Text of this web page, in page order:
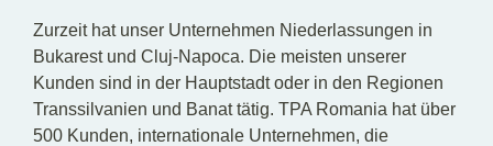
Zurzeit hat unser Unternehmen Niederlassungen in
Bukarest und Cluj-Napoca. Die meisten unserer
Kunden sind in der Hauptstadt oder in den Regionen
Transsilvanien und Banat tätig. TPA Romania hat über
500 Kunden, internationale Unternehmen, die